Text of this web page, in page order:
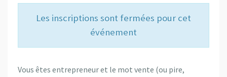
Les inscriptions sont fermées pour cet
événement
Vous êtes entrepreneur et le mot vente (ou pire,